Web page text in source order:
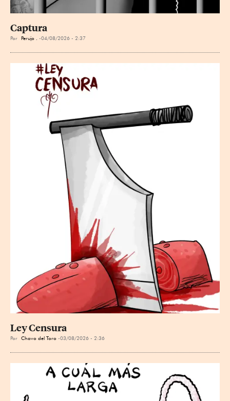
Captura
Por Perujo . 04/08/2026 - 2:37
Ley Censura
Por Chavo del Toro 03/08/2026 - 2:36